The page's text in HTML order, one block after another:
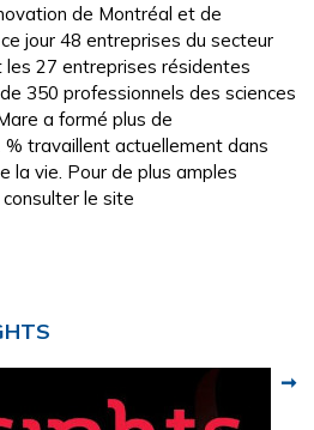
de Montréal et de
jour 48 entreprises du secteur
les 27 entreprises résidentes
350 professionnels des sciences
a formé plus de
travaillent actuellement dans
la vie. Pour de plus amples
le site